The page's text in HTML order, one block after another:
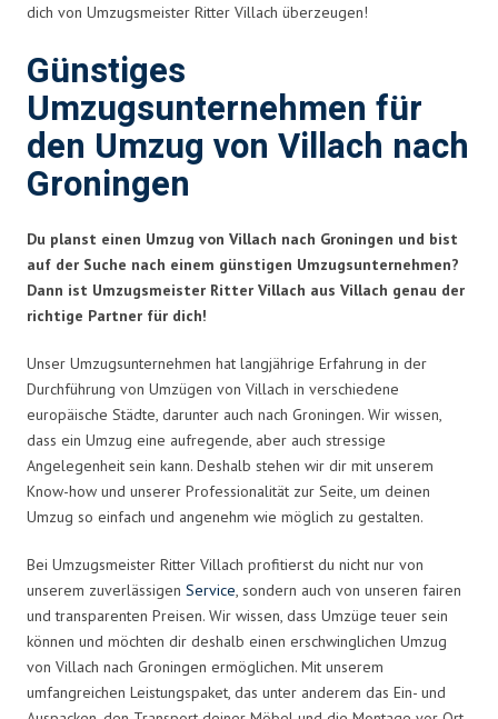
dich von Umzugsmeister Ritter Villach überzeugen!
Günstiges
Umzugsunternehmen für
den Umzug von Villach nach
Groningen
Du planst einen Umzug von Villach nach Groningen und bist
auf der Suche nach einem günstigen Umzugsunternehmen?
Dann ist Umzugsmeister Ritter Villach aus Villach genau der
richtige Partner für dich!
Unser Umzugsunternehmen hat langjährige Erfahrung in der
Durchführung von Umzügen von Villach in verschiedene
europäische Städte, darunter auch nach Groningen. Wir wissen,
dass ein Umzug eine aufregende, aber auch stressige
Angelegenheit sein kann. Deshalb stehen wir dir mit unserem
Know-how und unserer Professionalität zur Seite, um deinen
Umzug so einfach und angenehm wie möglich zu gestalten.
Bei Umzugsmeister Ritter Villach profitierst du nicht nur von
unserem zuverlässigen Service, sondern auch von unseren fairen
und transparenten Preisen. Wir wissen, dass Umzüge teuer sein
können und möchten dir deshalb einen erschwinglichen Umzug
von Villach nach Groningen ermöglichen. Mit unserem
umfangreichen Leistungspaket, das unter anderem das Ein- und